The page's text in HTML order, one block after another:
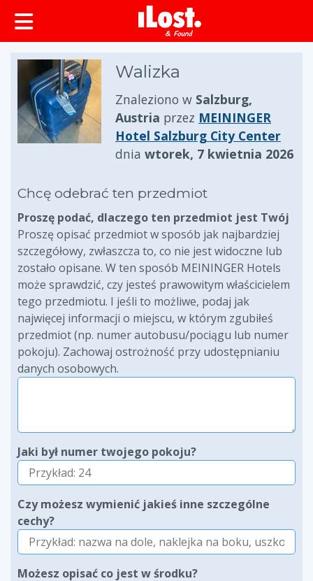
zawartości
Walizka
Znaleziono w Salzburg,
Austria przez MEININGER
Hotel Salzburg City Center
dnia wtorek, 7 kwietnia 2026
Chcę odebrać ten przedmiot
Proszę podać, dlaczego ten przedmiot jest Twój
Proszę opisać przedmiot w sposób jak najbardziej
szczegółowy, zwłaszcza to, co nie jest widoczne lub
zostało opisane. W ten sposób MEININGER Hotels
może sprawdzić, czy jesteś prawowitym właścicielem
tego przedmiotu. I jeśli to możliwe, podaj jak
najwięcej informacji o miejscu, w którym zgubiłeś
przedmiot (np. numer autobusu/pociągu lub numer
pokoju). Zachowaj ostrożność przy udostępnianiu
danych osobowych.
Jaki był numer twojego pokoju?
Czy możesz wymienić jakieś inne szczególne
cechy?
Możesz opisać co jest w środku?